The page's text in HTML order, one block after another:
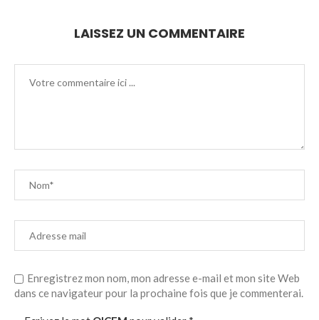
LAISSEZ UN COMMENTAIRE
Enregistrez mon nom, mon adresse e-mail et mon site Web
dans ce navigateur pour la prochaine fois que je commenterai.